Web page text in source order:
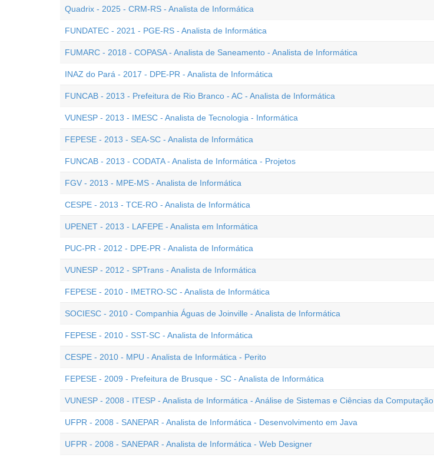
Quadrix - 2025 - CRM-RS - Analista de Informática
FUNDATEC - 2021 - PGE-RS - Analista de Informática
FUMARC - 2018 - COPASA - Analista de Saneamento - Analista de Informática
INAZ do Pará - 2017 - DPE-PR - Analista de Informática
FUNCAB - 2013 - Prefeitura de Rio Branco - AC - Analista de Informática
VUNESP - 2013 - IMESC - Analista de Tecnologia - Informática
FEPESE - 2013 - SEA-SC - Analista de Informática
FUNCAB - 2013 - CODATA - Analista de Informática - Projetos
FGV - 2013 - MPE-MS - Analista de Informática
CESPE - 2013 - TCE-RO - Analista de Informática
UPENET - 2013 - LAFEPE - Analista em Informática
PUC-PR - 2012 - DPE-PR - Analista de Informática
VUNESP - 2012 - SPTrans - Analista de Informática
FEPESE - 2010 - IMETRO-SC - Analista de Informática
SOCIESC - 2010 - Companhia Águas de Joinville - Analista de Informática
FEPESE - 2010 - SST-SC - Analista de Informática
CESPE - 2010 - MPU - Analista de Informática - Perito
FEPESE - 2009 - Prefeitura de Brusque - SC - Analista de Informática
VUNESP - 2008 - ITESP - Analista de Informática - Análise de Sistemas e Ciências da Computação
UFPR - 2008 - SANEPAR - Analista de Informática - Desenvolvimento em Java
UFPR - 2008 - SANEPAR - Analista de Informática - Web Designer